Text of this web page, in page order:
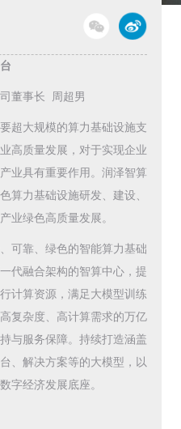
董事长 周超男
超大规模的算力基础设施支
高质量发展，对于实现企业
业具有重要作用。润泽智算
算力基础设施研发、建设、
业绿色高质量发展。
可靠、绿色的智能算力基础
代融合架构的智算中心，提
计算资源，满足大模型训练
复杂度、高计算需求的万亿
与服务保障。持续打造涵盖
、解决方案等的大模型，以
字经济发展底座。